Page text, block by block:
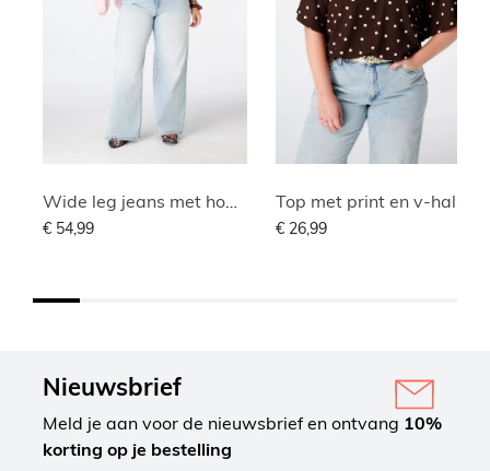
€ 54,99
Top met print en v-hals
€ 26,99
Nieuwsbrief
Meld je aan voor de nieuwsbrief en ontvang 10%
korting op je bestelling